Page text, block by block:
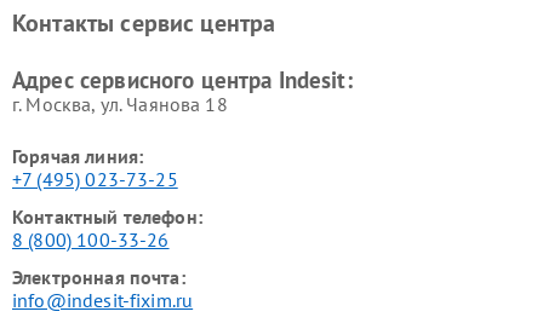
Indesit
Indesit
Контакты сервис центра
Адрес сервисного центра Indesit:
г. Москва, ул. Чаянова 18
Горячая линия:
+7 (495) 023-73-25
Контактный телефон:
8 (800) 100-33-26
Электронная почта:
info@indesit-fixim.ru